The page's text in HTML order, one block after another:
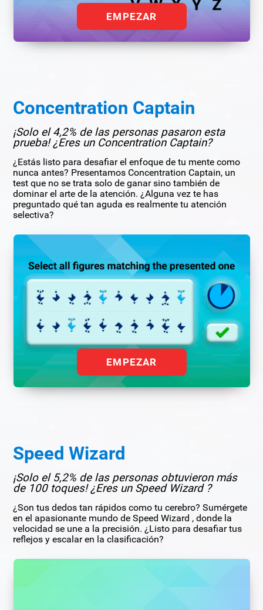
EMPEZAR
Concentration Captain
¡Solo el 4,2% de las personas pasaron esta
prueba! ¿Eres un Concentration Captain?
¿Estás listo para desafiar el enfoque de tu mente como
nunca antes? Presentamos Concentration Captain, un
test que no se trata solo de ganar sino también de
dominar el arte de la atención. ¿Alguna vez te has
preguntado qué tan aguda es realmente tu atención
selectiva?
EMPEZAR
Speed Wizard
¡Solo el 5,2% de las personas obtuvieron más
de 100 toques! ¿Eres un Speed Wizard ?
¿Son tus dedos tan rápidos como tu cerebro? Sumérgete
en el apasionante mundo de Speed Wizard , donde la
velocidad se une a la precisión. ¿Listo para desafiar tus
reflejos y escalar en la clasificación?